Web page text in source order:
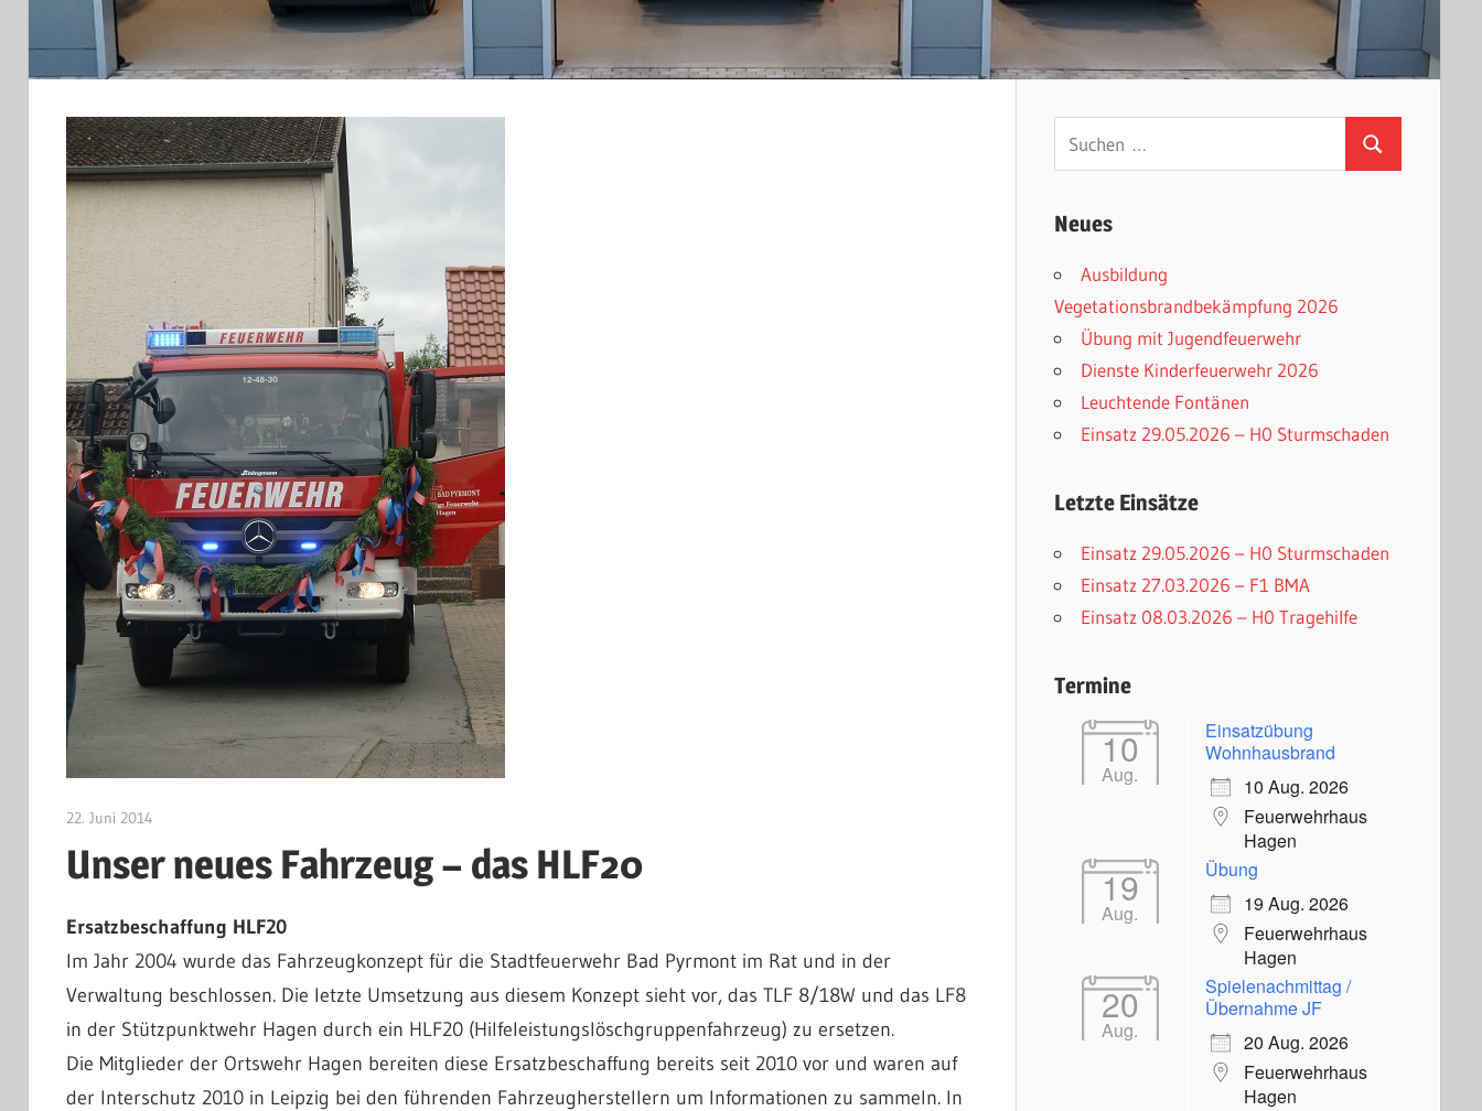
22. Juni 2014
Unser neues Fahrzeug – das HLF20
Ersatzbeschaffung HLF20
Im Jahr 2004 wurde das Fahrzeugkonzept für die Stadtfeuerwehr Bad Pyrmont im Rat und in der
Verwaltung beschlossen. Die letzte Umsetzung aus diesem Konzept sieht vor, das TLF 8/18W und das LF8
in der Stützpunktwehr Hagen durch ein HLF20 (Hilfeleistungslöschgruppenfahrzeug) zu ersetzen.
Die Mitglieder der Ortswehr Hagen bereiten diese Ersatzbeschaffung bereits seit 2010 vor und waren auf
der Interschutz 2010 in Leipzig bei den führenden Fahrzeugherstellern um Informationen zu sammeln. In
Suchen
nach:
Suchen
Neues
Ausbildung
Vegetationsbrandbekämpfung 2026
Übung mit Jugendfeuerwehr
Dienste Kinderfeuerwehr 2026
Leuchtende Fontänen
Einsatz 29.05.2026 – H0 Sturmschaden
Letzte Einsätze
Einsatz 29.05.2026 – H0 Sturmschaden
Einsatz 27.03.2026 – F1 BMA
Einsatz 08.03.2026 – H0 Tragehilfe
Termine
10
Aug.
Einsatzübung
Wohnhausbrand
10 Aug. 2026
Feuerwehrhaus
Hagen
19
Aug.
Übung
19 Aug. 2026
Feuerwehrhaus
Hagen
20
Aug.
Spielenachmittag /
Übernahme JF
20 Aug. 2026
Feuerwehrhaus
Hagen